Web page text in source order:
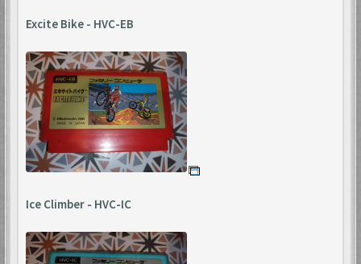
Excite Bike - HVC-EB
Ice Climber - HVC-IC